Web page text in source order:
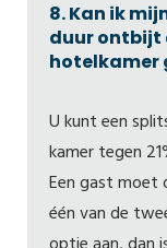
8. Kan ik
duur ontbijt
hotelkamer
U kunt een
kamer tegen
Een gast moet
één van de